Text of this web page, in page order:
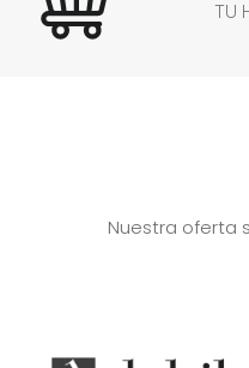
TU
Nuestra oferta